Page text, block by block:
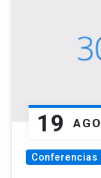
19 AGO
Conferencias